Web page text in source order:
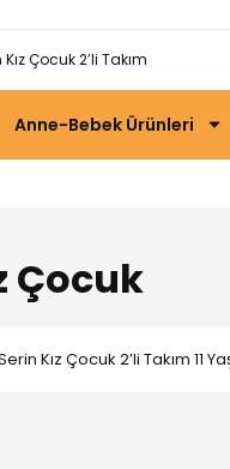
Anne-Bebek Ürünleri
Çocuk
Kız Çocuk 2’li Takım 11